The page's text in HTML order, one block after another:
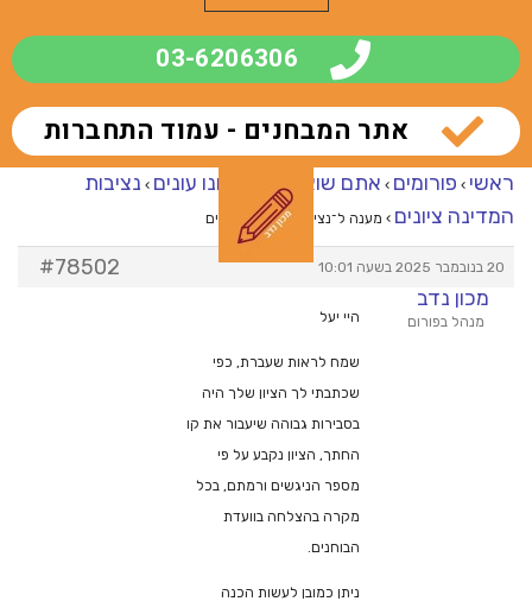
03-6206306
אתר המבחנים - עמוד התחברות
ראשי › פורומים › אתם שואלים – אנחנו עונים › נציבות
המדינה ציונים › מענה ל־נציבות המדינה ציונים
20 בנובמבר 2025 בשעה 10:01
#78502
מכון נדב
מנהל בפורום היי יעל
שמח לראות שעברת, כפי
שכתבתי לך הציון שלך היה
בסבירות גבוהה שיעבור את קו
החתך, הציון נקבע על פי
מספר הניגשים ורמתם, בכל
מקרה בהצלחה בוועדת
הבוחנים.
ניתן כמובן לעשות הכנה